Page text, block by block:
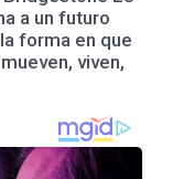
a un futuro
forma en que
viven,